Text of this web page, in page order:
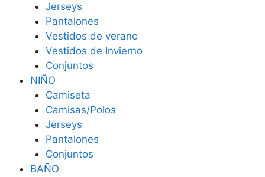
Jerseys
Pantalones
Vestidos de verano
Vestidos de Invierno
Conjuntos
NIÑO
Camiseta
Camisas/Polos
Jerseys
Pantalones
Conjuntos
BAÑO